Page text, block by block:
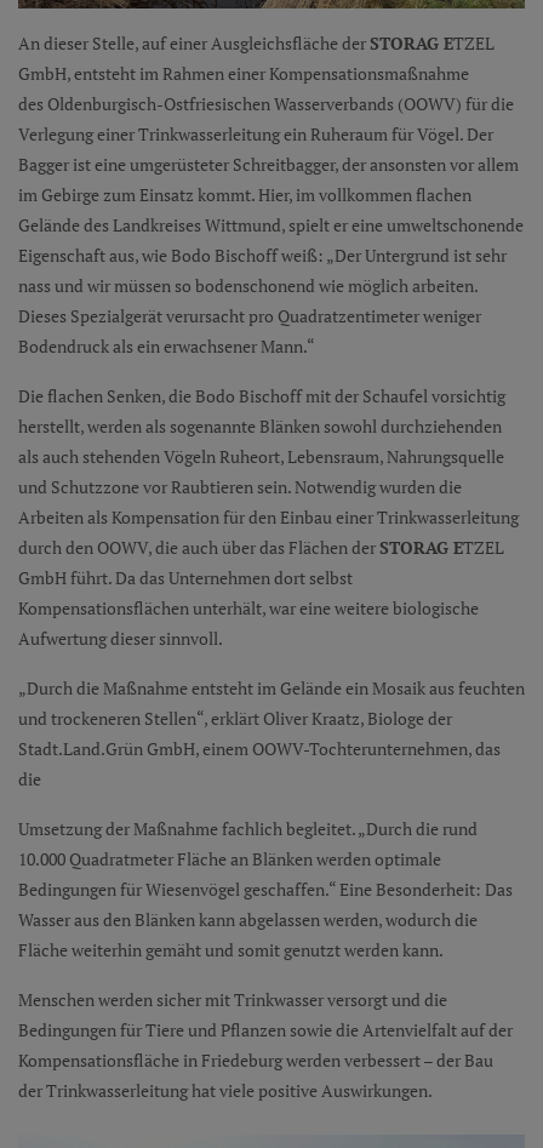
An dieser Stelle, auf einer Ausgleichsfläche derSTORAG ETZEL
GmbH, entsteht im Rahmen einer Kompensationsmaßnahme
des Oldenburgisch-Ostfriesischen Wasserverbands (OOWV) für die
Verlegung einer Trinkwasserleitung ein Ruheraum für Vögel. Der
Bagger ist eine umgerüsteter Schreitbagger, der ansonsten vor allem
im Gebirge zum Einsatz kommt. Hier, im vollkommen flachen
Gelände des Landkreises Wittmund, spielt er eine umweltschonende
Eigenschaft aus, wie Bodo Bischoff weiß: „Der Untergrund ist sehr
nass und wir müssen so bodenschonend wie möglich arbeiten.
Dieses Spezialgerät verursacht pro Quadratzentimeter weniger
Bodendruck als ein erwachsener Mann.“
Die flachen Senken, die Bodo Bischoff mit der Schaufel vorsichtig
herstellt, werden als sogenannte Blänken sowohl durchziehenden
als auch stehenden Vögeln Ruheort, Lebensraum, Nahrungsquelle
und Schutzzone vor Raubtieren sein. Notwendig wurden die
Arbeiten als Kompensation für den Einbau einer Trinkwasserleitung
durch den OOWV, die auch über das Flächen derSTORAG ETZEL
GmbH führt. Da das Unternehmen dort selbst
Kompensationsflächen unterhält, war eine weitere biologische
Aufwertung dieser sinnvoll.
„Durch die Maßnahme entsteht im Gelände ein Mosaik aus feuchten
und trockeneren Stellen“, erklärt Oliver Kraatz, Biologe der
Stadt.Land.Grün GmbH, einem OOWV-Tochterunternehmen, das
die
Umsetzung der Maßnahme fachlich begleitet. „Durch die rund
10.000 Quadratmeter Fläche an Blänken werden optimale
Bedingungen für Wiesenvögel geschaffen.“ Eine Besonderheit: Das
Wasser aus den Blänken kann abgelassen werden, wodurch die
Fläche weiterhin gemäht und somit genutzt werden kann.
Menschen werden sicher mit Trinkwasser versorgt und die
Bedingungen für Tiere und Pflanzen sowie die Artenvielfalt auf der
Kompensationsfläche in Friedeburg werden verbessert – der Bau
der Trinkwasserleitung hat viele positive Auswirkungen.